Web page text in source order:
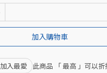
加入購物車
加入最愛 此商品 「 最高 」可以